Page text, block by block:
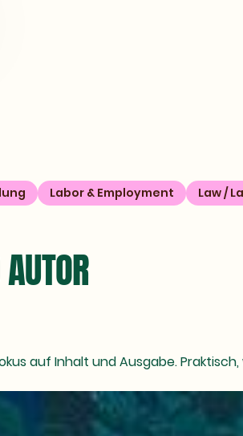
Labor & Employment
Law /
auf Inhalt und Ausgabe.